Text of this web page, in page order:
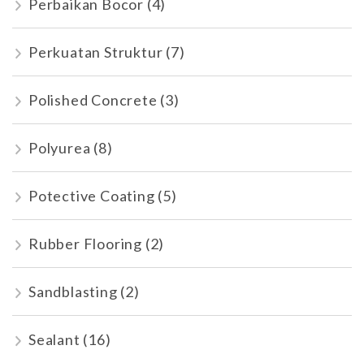
Perbaikan Bocor (4)
Perkuatan Struktur (7)
Polished Concrete (3)
Polyurea (8)
Potective Coating (5)
Rubber Flooring (2)
Sandblasting (2)
Sealant (16)